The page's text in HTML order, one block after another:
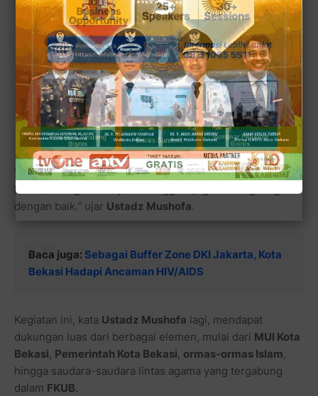
“Alhamdulillah,Bekasi Bersama Palestina Jilid 6berjalan
lancar, sebagaimana jilid 1 hingga 5 juga berlangsung
dengan baik.” ujar Ustadz Mushofa.
Baca juga: Sebagai Buffer Zone DKI Jakarta, Kota
Bekasi Hadapi Ancaman HIV/AIDS
Kegiatan ini, kata Ustadz Mushofa lagi, mendapat
dukungan luas dari berbagai elemen, mulai dari MUI Kota
Bekasi, Pemerintah Kota Bekasi, ormas-ormas Islam,
hingga saudara-saudara lintas agama yang tergabung
dalam FKUB.